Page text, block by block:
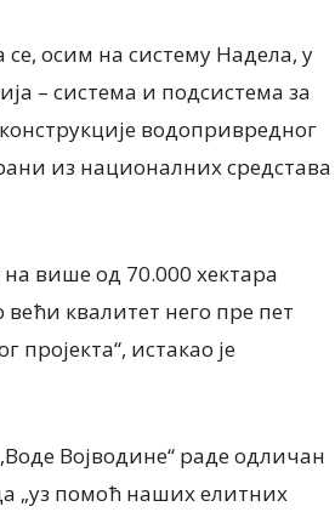
осим на систему Надела, у
– система и подсистема за
водопривредног
из националних средстава
више од 70.000 хектара
квалитет него пре пет
истакао је
Војводине“ раде одличан
„уз помоћ наших елитних